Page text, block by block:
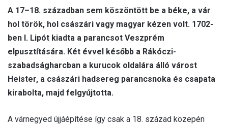
A 17–18. században sem köszöntött be a béke, a vár
hol török, hol császári vagy magyar kézen volt. 1702-
ben I. Lipót kiadta a parancsot Veszprém
elpusztítására. Két évvel később a Rákóczi-
szabadságharcban a kurucok oldalára álló várost
Heister, a császári hadsereg parancsnoka és csapata
kirabolta, majd felgyújtotta.
A várnegyed újjáépítése így csak a 18. század közepén